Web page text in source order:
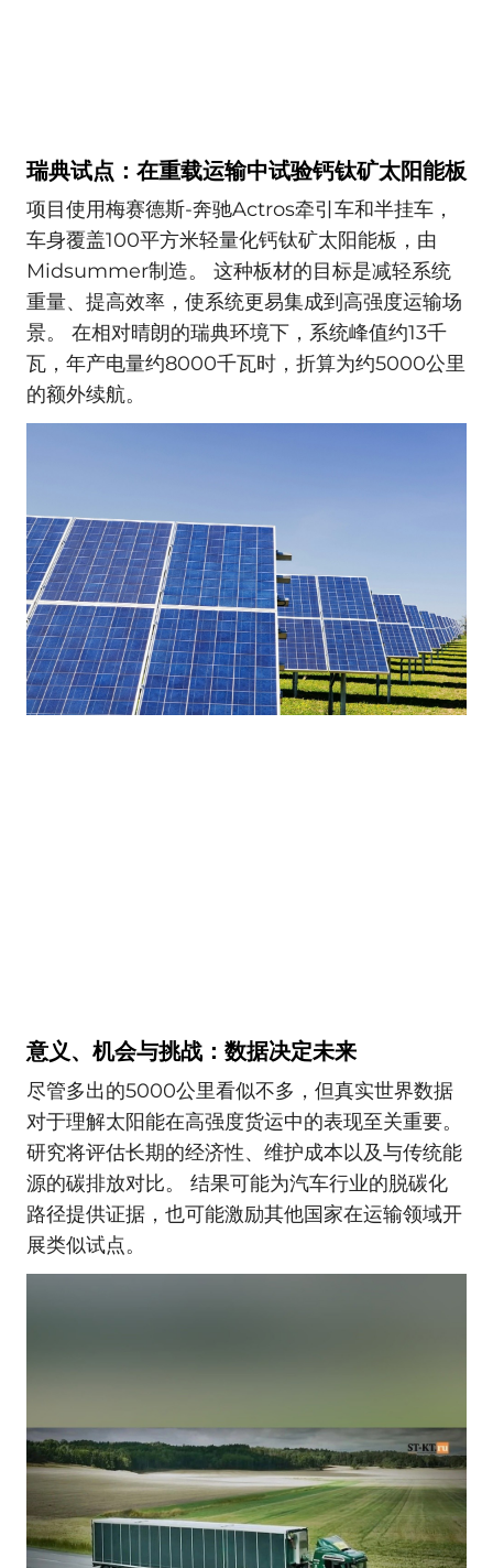
瑞典试点：在重载运输中试验钙钛矿太阳能板
项目使用梅赛德斯-奔驰Actros牵引车和半挂车，
车身覆盖100平方米轻量化钙钛矿太阳能板，由
Midsummer制造。 这种板材的目标是减轻系统
重量、提高效率，使系统更易集成到高强度运输场
景。 在相对晴朗的瑞典环境下，系统峰值约13千
瓦，年产电量约8000千瓦时，折算为约5000公里
的额外续航。
意义、机会与挑战：数据决定未来
尽管多出的5000公里看似不多，但真实世界数据
对于理解太阳能在高强度货运中的表现至关重要。
研究将评估长期的经济性、维护成本以及与传统能
源的碳排放对比。 结果可能为汽车行业的脱碳化
路径提供证据，也可能激励其他国家在运输领域开
展类似试点。